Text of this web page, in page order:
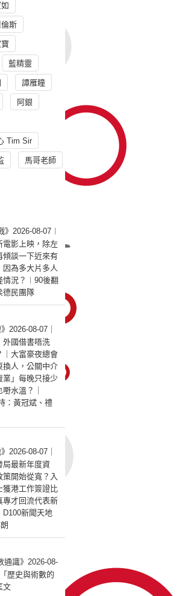
倫斯
藍精靈
譚雁瞳
阿銀
Tim Sir
馬哥老師
》2026-08-07︱
電影上映，除左
傾談一下近來有
因為多大片多人
情況？︱90後翻
德民團隊
2026-08-07｜
外國借書唔洗
｜大富豪夜總會
換人，公關中介
業」每晚只接少
水溫？｜
：黃冠斌、禮
2026-08-07｜
局最新年度資
開始從寬？入
獲港工作簽證比
專才回流代表新
D100新聞天地
通識》2026-08-
歴史與術數的
文